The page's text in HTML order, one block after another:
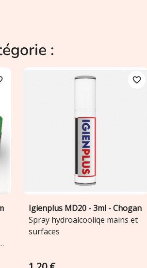
:
Ajouter au panier
favorite_border
Igienplus MD20 - 3ml - Chogan
Spray hydroalcooliqe mains et
surfaces